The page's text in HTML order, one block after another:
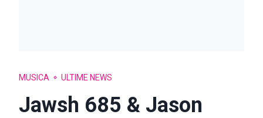
MUSICA ULTIME NEWS
Jawsh 685 & Jason